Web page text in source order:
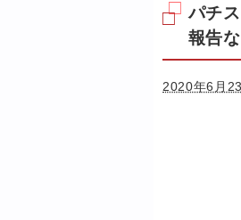
パチ
報告
2020年6月